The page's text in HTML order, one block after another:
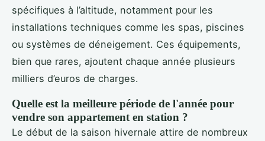
spécifiques à l’altitude, notamment pour les
installations techniques comme les spas, piscines
ou systèmes de déneigement. Ces équipements,
bien que rares, ajoutent chaque année plusieurs
milliers d’euros de charges.
Quelle est la meilleure période de l'année pour
vendre son appartement en station ?
Le début de la saison hivernale attire de nombreux